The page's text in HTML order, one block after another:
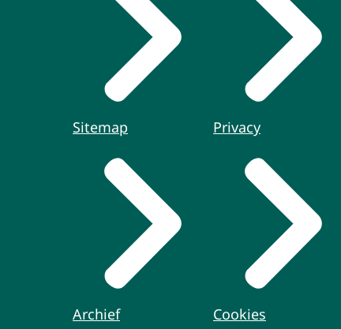
Sitemap
Archief
Privacy
Cookies